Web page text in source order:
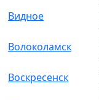
Видное
Волоколамск
Воскресенск